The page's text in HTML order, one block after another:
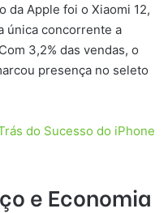
da Apple foi o Xiaomi 12,
única concorrente a
3,2% das vendas, o
presença no seleto
do Sucesso do iPhone
e Economia